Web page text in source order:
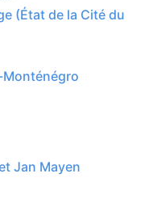
Pluie 11% Pluie
↑
(État de la Cité du
Jan Mayen